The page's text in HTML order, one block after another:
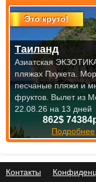
Это круто!
862$
Подробнее
Таиланд
Азиатская
пляжах Пхукета.
песчаные пляжи и
фруктов. Вылет из
22.08.26 на 13 дней
Контакты